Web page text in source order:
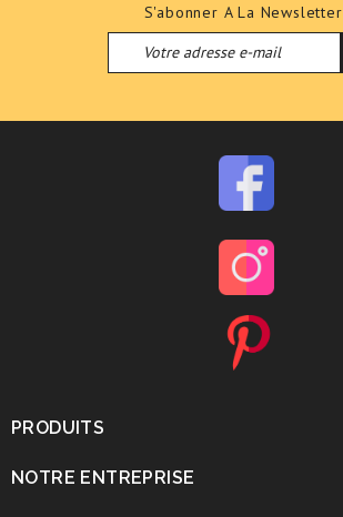
S'abonner A La Newsletter
PRODUITS
NOTRE ENTREPRISE